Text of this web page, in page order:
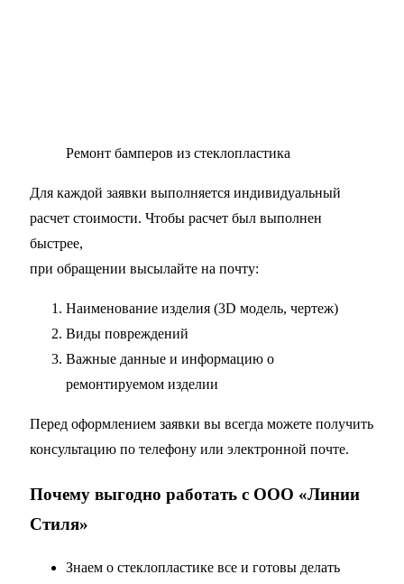
Ремонт бамперов из стеклопластика
Для каждой заявки выполняется индивидуальный
расчет стоимости. Чтобы расчет был выполнен
быстрее,
при обращении высылайте на почту:
Наименование изделия (3D модель, чертеж)
Виды повреждений
Важные данные и информацию о
ремонтируемом изделии
Перед оформлением заявки вы всегда можете получить
консультацию по телефону или электронной почте.
Почему выгодно работать с ООО «Линии
Стиля»
Знаем о стеклопластике все и готовы делать